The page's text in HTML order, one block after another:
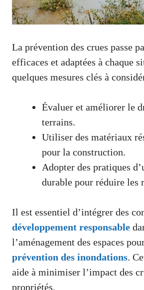
La prévention des crues passe
efficaces et adaptées à chaque
quelques mesures clés à
Évaluer et améliorer le
terrains.
Utiliser des matériaux
pour la construction.
Adopter des pratiques
durable pour réduire les
Il est essentiel d’intégrer des
développement responsable
l’aménagement des espaces
prévention des inondations.
aide à minimiser l’impact des
propriétés.